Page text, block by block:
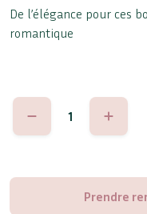
De l’élégance pour ces
romantique
quantité
Prendre